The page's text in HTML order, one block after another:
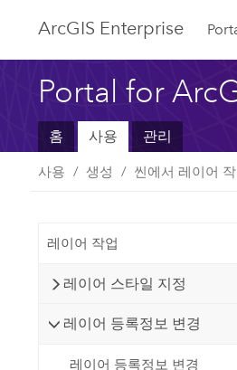
ArcGIS Enterprise
Portal for
홈 사용 관리
사용 생성 씬에서 레이어
레이어 작업
레이어 스타일 지정
레이어 등록정보 변경
레이어 등록정보 변경